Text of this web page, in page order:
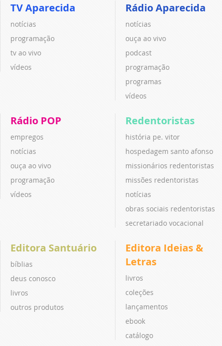
TV Aparecida
notícias
programação
tv ao vivo
vídeos
Rádio Aparecida
notícias
ouça ao vivo
podcast
programação
programas
vídeos
Rádio POP
empregos
notícias
ouça ao vivo
programação
vídeos
Redentoristas
história pe. vitor
hospedagem santo afonso
missionários redentoristas
missões redentoristas
notícias
obras sociais redentoristas
secretariado vocacional
Editora Santuário
bíblias
deus conosco
livros
outros produtos
Editora Ideias &
Letras
livros
coleções
lançamentos
ebook
catálogo